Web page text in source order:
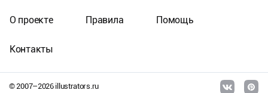
© 2007–2026illustrators.ru
О проекте Правила Помощь
Контакты